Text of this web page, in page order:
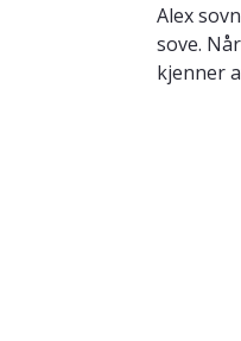
Alex
sove.
kjenner